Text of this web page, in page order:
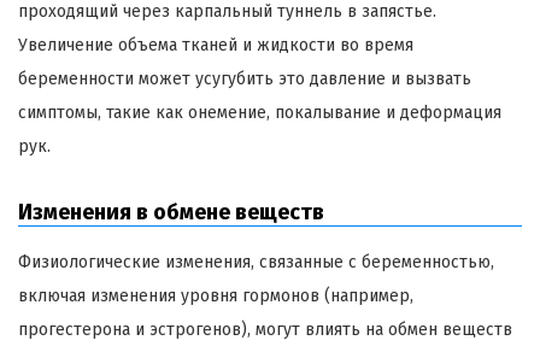
проходящий через карпальный туннель в запястье.
Увеличение объема тканей и жидкости во время
беременности может усугубить это давление и вызвать
симптомы, такие как онемение, покалывание и деформация
рук.
Изменения в обмене веществ
Физиологические изменения, связанные с беременностью,
включая изменения уровня гормонов (например,
прогестерона и эстрогенов), могут влиять на обмен веществ